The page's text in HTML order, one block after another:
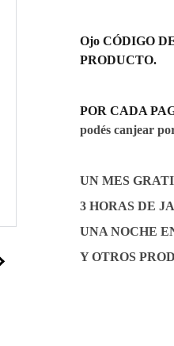
Ojo CÓDIGO
PRODUCTO.
POR CADA
podés canjear
UN MES
3 HORAS DE
UNA NOCHE
Y OTROS